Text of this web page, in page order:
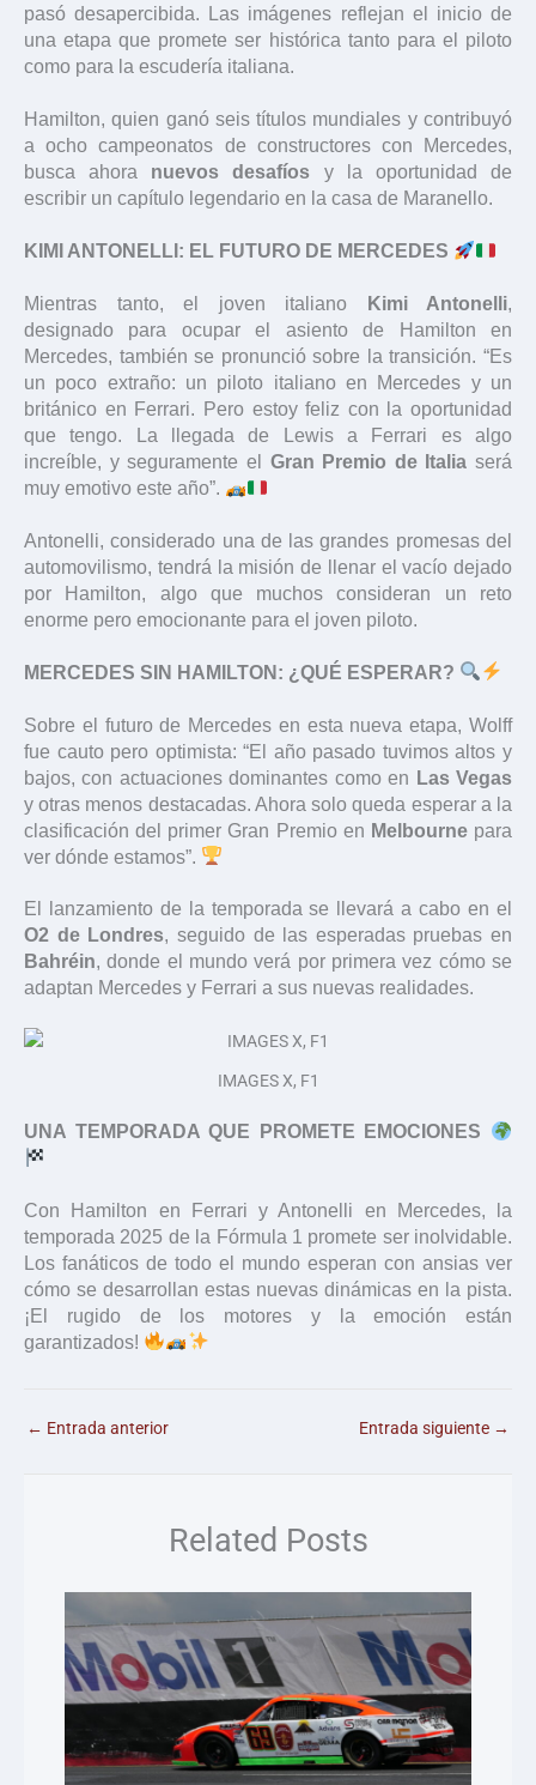
pasó desapercibida. Las imágenes reflejan el inicio de
una etapa que promete ser histórica tanto para el piloto
como para la escudería italiana.
Hamilton, quien ganó seis títulos mundiales y contribuyó
a ocho campeonatos de constructores con Mercedes,
busca ahora nuevos desafíos y la oportunidad de
escribir un capítulo legendario en la casa de Maranello.
KIMI ANTONELLI: EL FUTURO DE MERCEDES
Mientras tanto, el joven italiano Kimi Antonelli,
designado para ocupar el asiento de Hamilton en
Mercedes, también se pronunció sobre la transición. “Es
un poco extraño: un piloto italiano en Mercedes y un
británico en Ferrari. Pero estoy feliz con la oportunidad
que tengo. La llegada de Lewis a Ferrari es algo
increíble, y seguramente el Gran Premio de Italia será
muy emotivo este año”.
Antonelli, considerado una de las grandes promesas del
automovilismo, tendrá la misión de llenar el vacío dejado
por Hamilton, algo que muchos consideran un reto
enorme pero emocionante para el joven piloto.
MERCEDES SIN HAMILTON: ¿QUÉ ESPERAR?
Sobre el futuro de Mercedes en esta nueva etapa, Wolff
fue cauto pero optimista: “El año pasado tuvimos altos y
bajos, con actuaciones dominantes como en Las Vegas
y otras menos destacadas. Ahora solo queda esperar a la
clasificación del primer Gran Premio en Melbournepara
ver dónde estamos”.
El lanzamiento de la temporada se llevará a cabo en el
O2 de Londres, seguido de las esperadas pruebas en
Bahréin, donde el mundo verá por primera vez cómo se
adaptan Mercedes y Ferrari a sus nuevas realidades.
IMAGES X, F1
UNA TEMPORADA QUE PROMETE EMOCIONES
Con Hamilton en Ferrari y Antonelli en Mercedes, la
temporada 2025 de la Fórmula 1 promete ser inolvidable.
Los fanáticos de todo el mundo esperan con ansias ver
cómo se desarrollan estas nuevas dinámicas en la pista.
¡El rugido de los motores y la emoción están
garantizados!
← Entrada anterior Entrada siguiente →
Related Posts